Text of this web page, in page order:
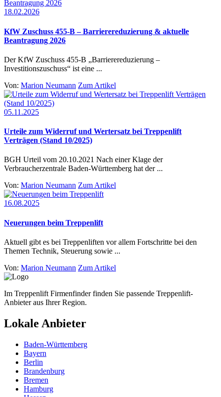
18.02.2026
KfW Zuschuss 455-B – Barrierereduzierung & aktuelle
Beantragung 2026
Der KfW Zuschuss 455-B „Barrierereduzierung –
Investitionszuschuss“ ist eine ...
Von: Marion Neumann Zum Artikel
05.11.2025
Urteile zum Widerruf und Wertersatz bei Treppenlift
Verträgen (Stand 10/2025)
BGH Urteil vom 20.10.2021 Nach einer Klage der
Verbraucherzentrale Baden-Württemberg hat der ...
Von: Marion Neumann Zum Artikel
16.08.2025
Neuerungen beim Treppenlift
Aktuell gibt es bei Treppenliften vor allem Fortschritte bei den
Themen Technik, Steuerung sowie ...
Von: Marion Neumann Zum Artikel
Im Treppenlift Firmenfinder finden Sie passende Treppenlift-
Anbieter aus Ihrer Region.
Lokale Anbieter
Baden-Württemberg
Bayern
Berlin
Brandenburg
Bremen
Hamburg